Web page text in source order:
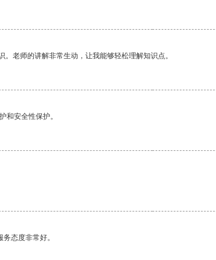
老师的讲解非常生动，让我能够轻松理解知识点。
和安全性保护。
态度非常好。